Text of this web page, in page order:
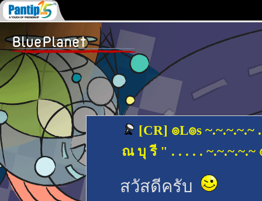
[CR] ๏L๏s
ณ บุ รี " . . . . . ~.~.~.~.~
สวัสดีครับ